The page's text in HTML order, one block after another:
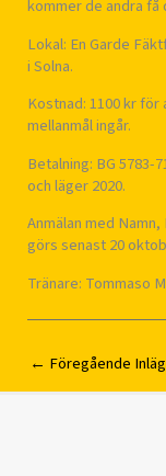
kommer de andra få
Lokal: En Garde
i Solna.
Kostnad: 1100 kr för
mellanmål ingår.
Betalning: BG 5783-
och läger 2020.
Anmälan med
görs senast 20
Tränare: Tommaso
← Föregående